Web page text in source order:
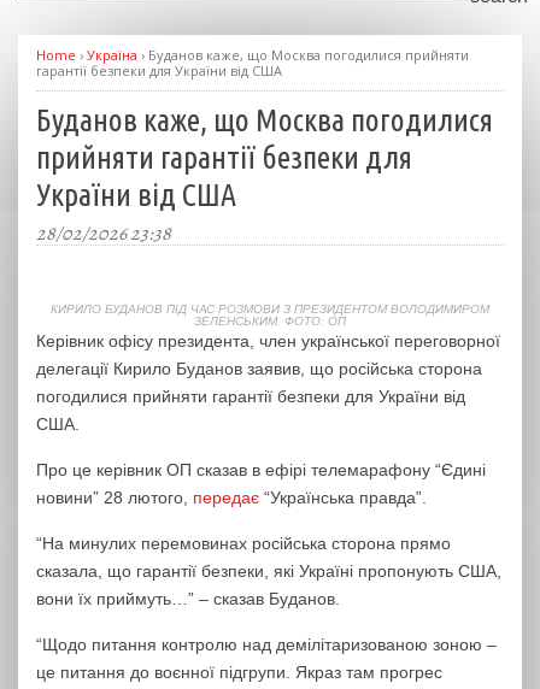
Home › Україна › Буданов каже, що Москва погодилися прийняти
гарантії безпеки для України від США
Буданов каже, що Москва погодилися
прийняти гарантії безпеки для
України від США
28/02/2026 23:38
КИРИЛО БУДАНОВ ПІД ЧАС РОЗМОВИ З ПРЕЗИДЕНТОМ ВОЛОДИМИРОМ
ЗЕЛЕНСЬКИМ. ФОТО: ОП
Керівник офісу президента, член української переговорної
делегації Кирило Буданов заявив, що російська сторона
погодилися прийняти гарантії безпеки для України від
США.
Про це керівник ОП сказав в ефірі телемарафону “Єдині
новини” 28 лютого, передає “Українська правда”.
“На минулих перемовинах російська сторона прямо
сказала, що гарантії безпеки, які Україні пропонують США,
вони їх приймуть…” – сказав Буданов.
“Щодо питання контролю над демілітаризованою зоною –
це питання до воєнної підгрупи. Якраз там прогрес